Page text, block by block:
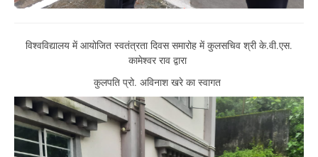
विश्वविद्यालय में आयोजित स्वतंत्रता दिवस समारोह में कुलसचिव श्री के.वी.एस.
कामेश्वर राव द्वारा
कुलपति प्रो. अविनाश खरे का स्वागत